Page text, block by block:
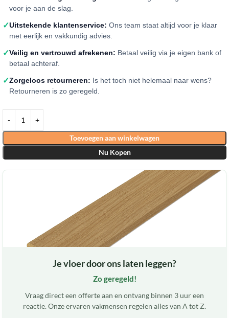
voor je aan de slag.
✓Uitstekende klantenservice: Ons team staat altijd voor je klaar
met eerlijk en vakkundig advies.
✓Veilig en vertrouwd afrekenen: Betaal veilig via je eigen bank of
betaal achteraf.
✓Zorgeloos retourneren: Is het toch niet helemaal naar wens?
Retourneren is zo geregeld.
Toevoegen aan winkelwagen
Nu Kopen
Je vloer door ons laten leggen?
Zo geregeld!
Vraag direct een offerte aan en ontvang binnen 3 uur een
reactie. Onze ervaren vakmensen regelen alles van A tot Z.